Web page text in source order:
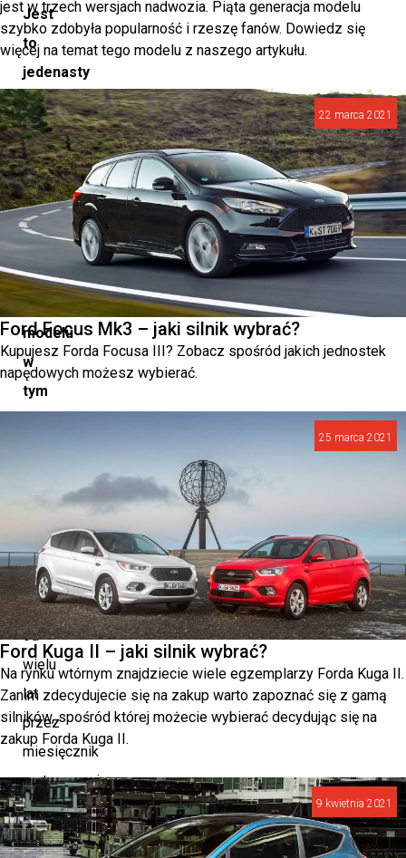
Jest
to
jedenasty
ogółem,
a
dziesiąty
z
rzędu,
tytuł
dla
bestsellerowego
modelu
w
tym
prestiżowy
plebiscyt
organizowany
od
wielu
lat
przez
miesięcznik
motoryzacyjny
„auto
motor
jest w trzech wersjach nadwozia. Piąta generacja modelu
szybko zdobyła popularność i rzeszę fanów. Dowiedz się
więcej na temat tego modelu z naszego artykułu.
22 marca 2021
Ford Focus Mk3 – jaki silnik wybrać?
Kupujesz Forda Focusa III? Zobacz spośród jakich jednostek
napędowych możesz wybierać.
25 marca 2021
Ford Kuga II – jaki silnik wybrać?
Na rynku wtórnym znajdziecie wiele egzemplarzy Forda Kuga II.
Zanim zdecydujecie się na zakup warto zapoznać się z gamą
silników, spośród której możecie wybierać decydując się na
zakup Forda Kuga II.
9 kwietnia 2021